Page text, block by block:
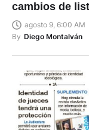
cambios de
agosto 9, 6:00 AM
By Diego Montalván